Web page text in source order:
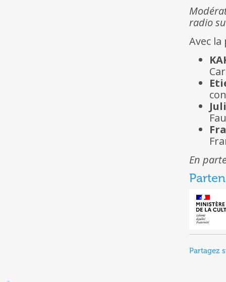
radio
Avec
En
Partagez